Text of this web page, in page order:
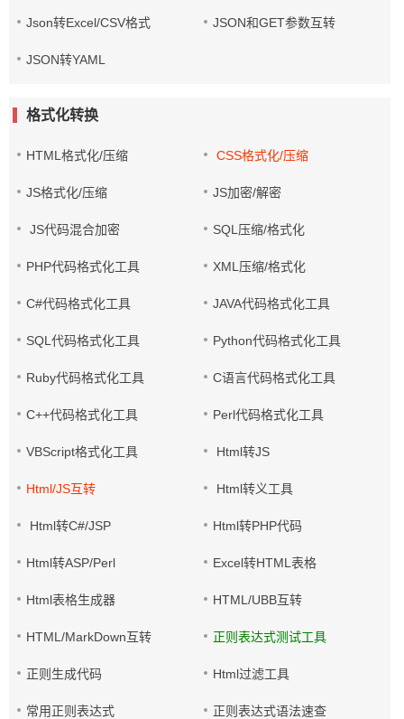
Json转Excel/CSV格式 JSON和GET参数互转
JSON转YAML
格式化转换
HTML格式化/压缩 CSS格式化/压缩
JS格式化/压缩 JS加密/解密
JS代码混合加密 SQL压缩/格式化
PHP代码格式化工具 XML压缩/格式化
C#代码格式化工具 JAVA代码格式化工具
SQL代码格式化工具 Python代码格式化工具
Ruby代码格式化工具 C语言代码格式化工具
C++代码格式化工具 Perl代码格式化工具
VBScript格式化工具 Html转JS
Html/JS互转 Html转义工具
Html转C#/JSP Html转PHP代码
Html转ASP/Perl Excel转HTML表格
Html表格生成器 HTML/UBB互转
HTML/MarkDown互转 正则表达式测试工具
正则生成代码 Html过滤工具
常用正则表达式 正则表达式语法速查